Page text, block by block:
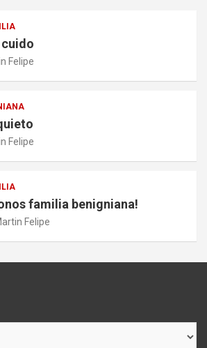
Felipe
Felipe
familia benigniana!
Felipe